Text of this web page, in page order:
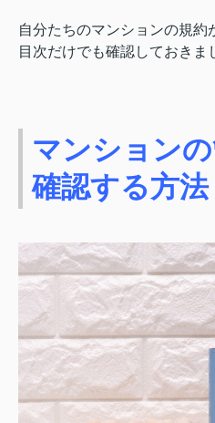
自分たちのマンションの規
目次だけでも確認しておきま
マンション
確認する方法